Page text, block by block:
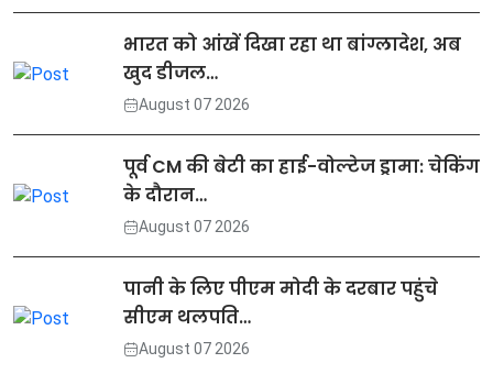
भारत को आंखें दिखा रहा था बांग्लादेश, अब
खुद डीजल…
August 07 2026
पूर्व CM की बेटी का हाई-वोल्टेज ड्रामा: चेकिंग
के दौरान…
August 07 2026
पानी के लिए पीएम मोदी के दरबार पहुंचे
सीएम थलपति…
August 07 2026